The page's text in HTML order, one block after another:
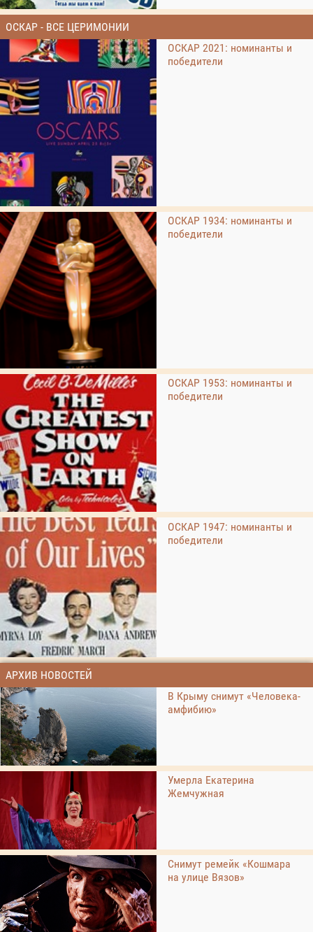
ОСКАР - ВСЕ ЦЕРИМОНИИ
ОСКАР 2021: номинанты и
победители
ОСКАР 1934: номинанты и
победители
ОСКАР 1953: номинанты и
победители
ОСКАР 1947: номинанты и
победители
АРХИВ НОВОСТЕЙ
В Крыму снимут «Человека-
амфибию»
Умерла Екатерина
Жемчужная
Снимут ремейк «Кошмара
на улице Вязов»